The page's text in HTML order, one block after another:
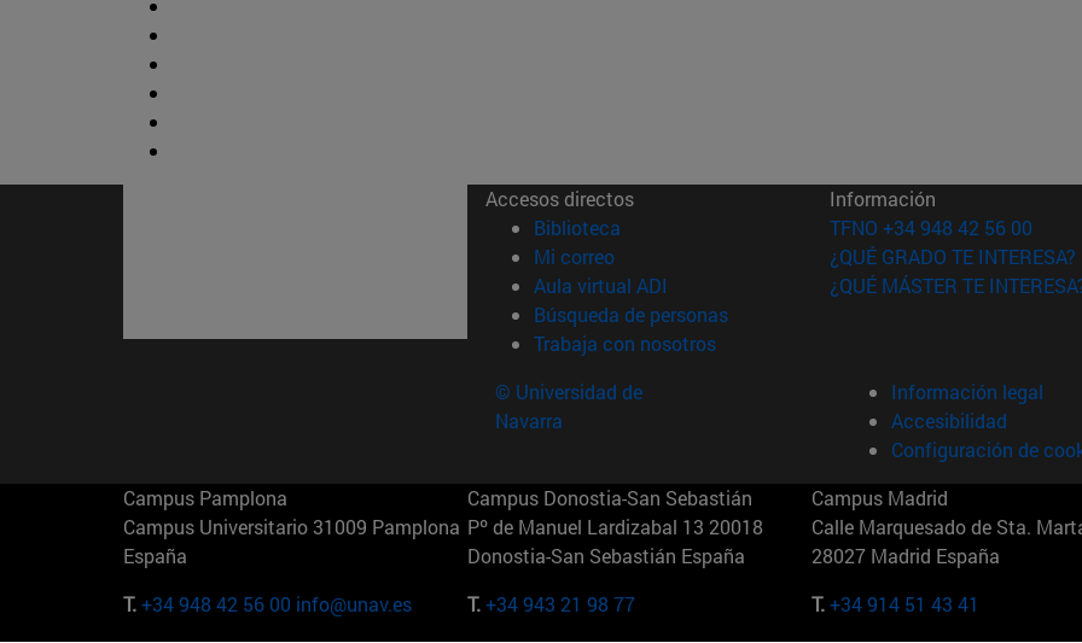
Accesos directos
Biblioteca (abre en nueva ventana)
Mi correo(abre en nueva ventana)
Aula virtual ADI (abre en nueva ventana)
Búsqueda de personas(abre en nueva ventana)
Trabaja con nosotros(abre en nueva ventana)
Información
TFNO +34 948 42 56 00
¿QUÉ GRADO TE INTERESA?
¿QUÉ MÁSTER TE
© Universidad de
Navarra
Información legal
Accesibilidad
Configuración de
Campus Pamplona
Campus Universitario 31009 Pamplona
España
T.+34 948 42 56 00 info@unav.es
Campus Donostia-San Sebastián
Pº de Manuel Lardizabal 13 20018
Donostia-San Sebastián España
T.+34 943 21 98 77
Campus Madrid
Calle Marquesado de Sta.
28027 Madrid España
T.+34 914 51 43 41